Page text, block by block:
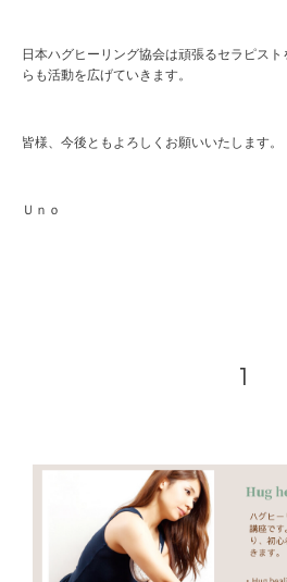
日本ハグヒーリング協会は頑張るセラピス
らも活動を広げていきます。
皆様、今後ともよろしくお願いいたします。
Ｕｎｏ
1